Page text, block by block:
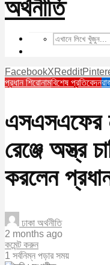
FacebookXReddit
প্রধান শিরোনামবিশেষ প্রতিবেদন
এসএসএফের
রেঞ্জে অস্ত্র
করলেন
ঢাকা অর্থনীতি
2 months ago
কমেন্ট করুন
1 সর্বনিম্ন পড়ার সময়